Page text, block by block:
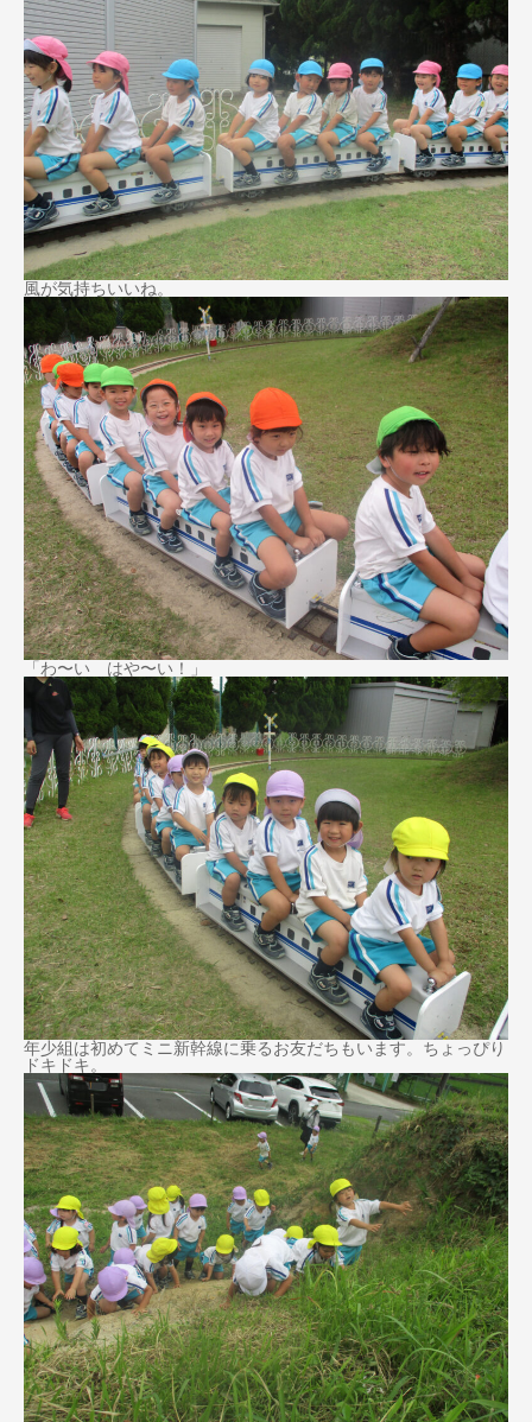
風が気持ちいいね。
「わ〜い はや〜い！」
年少組は初めてミニ新幹線に乗るお友だちもいます。ちょっぴり
ドキドキ。